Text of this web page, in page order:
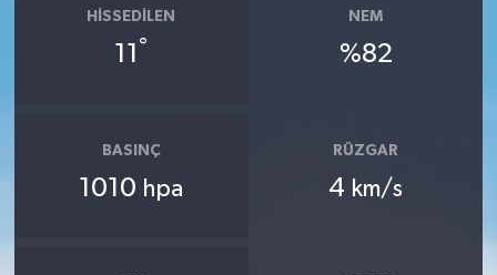
HISSEDILEN
11 °
NEM
%82
BASINÇ
1010 hpa
RÜZGAR
4 km/s